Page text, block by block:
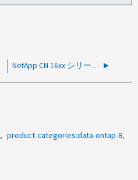
NetApp CN 16xx シリーズスイッチにポートミラーを設定する方法
product-categories:data-ontap-8